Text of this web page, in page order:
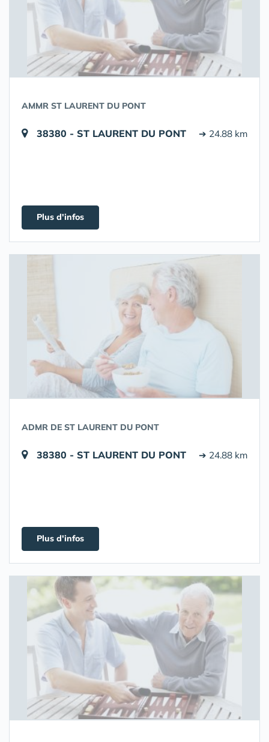
AMMR ST LAURENT DU PONT
38380 - ST LAURENT DU PONT ➔ 24.88 km
Plus d'infos
ADMR DE ST LAURENT DU PONT
38380 - ST LAURENT DU PONT ➔ 24.88 km
Plus d'infos